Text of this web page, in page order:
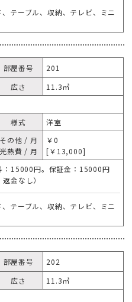
テーブル、収納、テレビ、ミニ
部屋番号
201
広さ
11.3㎥
様式
洋室
その他 / 月
光熱費 / 月
￥0
[￥13,000]
：15000円。保証金：15000円
金なし）
テーブル、収納、テレビ、ミニ
部屋番号
202
広さ
11.3㎥